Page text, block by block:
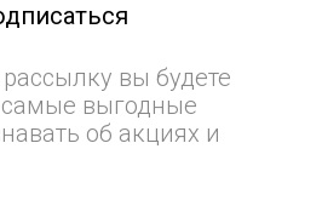
вы будете
выгодные
об акциях и